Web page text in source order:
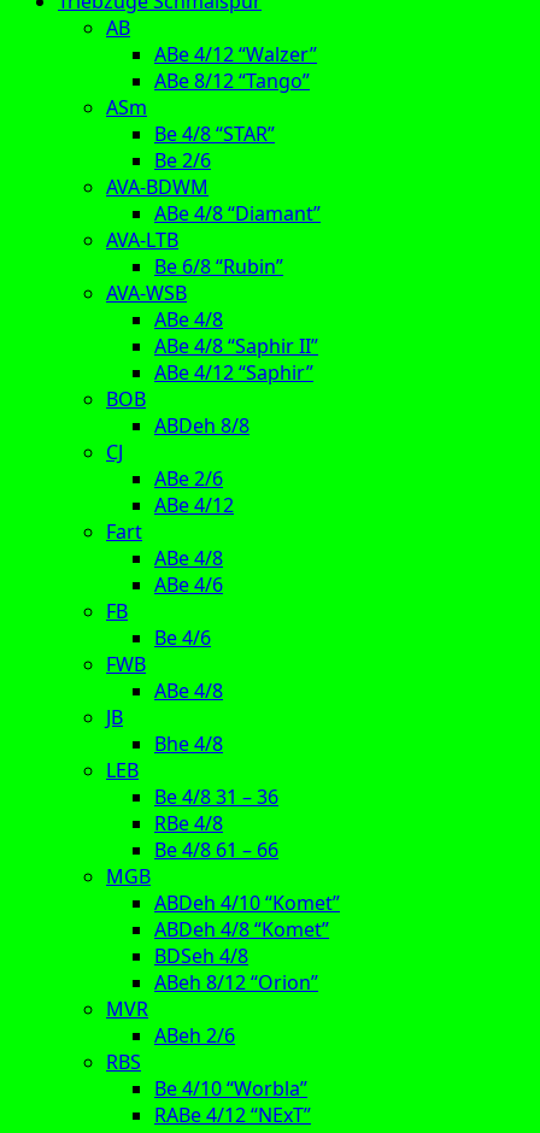
AB
ABe 4/12 “Walzer”
ABe 8/12 “Tango”
ASm
Be 4/8 “STAR”
Be 2/6
AVA-BDWM
ABe 4/8 “Diamant”
AVA-LTB
Be 6/8 “Rubin”
AVA-WSB
ABe 4/8
ABe 4/8 “Saphir II”
ABe 4/12 “Saphir”
BOB
ABDeh 8/8
CJ
ABe 2/6
ABe 4/12
Fart
ABe 4/8
ABe 4/6
FB
Be 4/6
FWB
ABe 4/8
JB
Bhe 4/8
LEB
Be 4/8 31 – 36
RBe 4/8
Be 4/8 61 – 66
MGB
ABDeh 4/10 “Komet”
ABDeh 4/8 “Komet”
BDSeh 4/8
ABeh 8/12 “Orion”
MVR
ABeh 2/6
RBS
Be 4/10 “Worbla”
RABe 4/12 “NExT”